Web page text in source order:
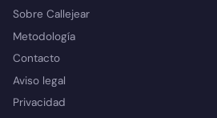
Sobre Callejear
Metodología
Contacto
Aviso legal
Privacidad